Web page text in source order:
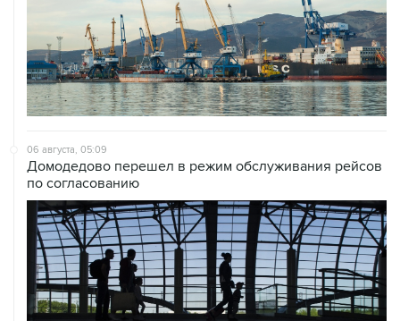
06 августа, 05:09
Домодедово перешел в режим обслуживания рейсов
по согласованию